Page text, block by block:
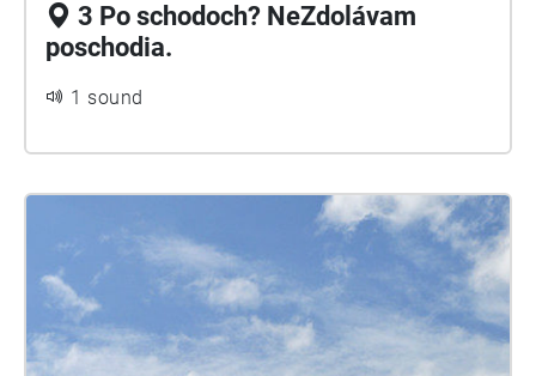
3 Po schodoch? NeZdolávam
poschodia.
1 sound